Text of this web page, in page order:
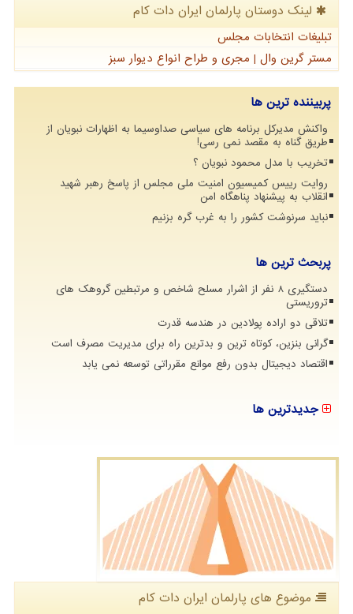
لینک دوستان پارلمان ایران دات كام
تبلیغات انتخابات مجلس
مستر گرین وال | مجری و طراح انواع دیوار سبز
پربیننده ترین ها
واکنش مدیرکل برنامه های سیاسی صداوسیما به اظهارات نبویان از
طریق گناه به مقصد نمی رسی!
تخریب با مدل محمود نبویان ؟
روایت رییس کمیسیون امنیت ملی مجلس از پاسخ رهبر شهید
انقلاب به پیشنهاد پناهگاه امن
نباید سرنوشت کشور را به غرب گره بزنیم
پربحث ترین ها
دستگیری 8 نفر از اشرار مسلح شاخص و مرتبطین گروهک های
تروریستی
تلاقی دو اراده پولادین در هندسه قدرت
گرانی بنزین، کوتاه ترین و بدترین راه برای مدیریت مصرف است
اقتصاد دیجیتال بدون رفع موانع مقرراتی توسعه نمی یابد
جدیدترین ها
موضوع های پارلمان ایران دات كام